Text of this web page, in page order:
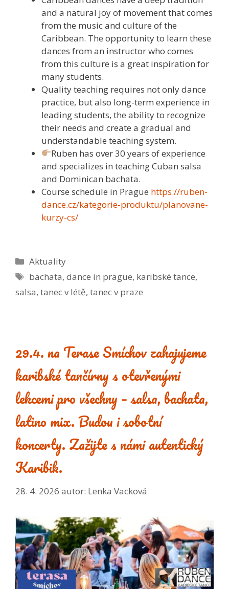
and a natural joy of movement that comes
from the music and culture of the
Caribbean. The opportunity to learn these
dances from an instructor who comes
from this culture is a great inspiration for
many students.
Quality teaching requires not only dance
practice, but also long-term experience in
leading students, the ability to recognize
their needs and create a gradual and
understandable teaching system.
Ruben has over 30 years of experience
and specializes in teaching Cuban salsa
and Dominican bachata.
Course schedule in Prague https://ruben-
dance.cz/kategorie-produktu/planovane-
kurzy-cs/
Rubriky
Aktuality
Štítky
bachata,dance in prague, karibské tance,
salsa, tanec v létě, tanec v praze
29.4. na Terase Smíchov zahajujeme
karibské tančírny s otevřenými
lekcemi pro všechny – salsa, bachata,
latino mix. Budou i sobotní
koncerty. Zažijte s námi autentický
Karibik.
28. 4. 2026 autor: Lenka Vacková